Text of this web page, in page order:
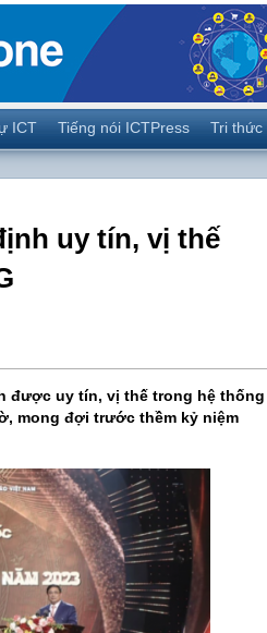
ICT Tiếng nói ICTPress Tri thức
uy tín, vị thế
được uy tín, vị thế trong hệ thống
mong đợi trước thềm kỷ niệm